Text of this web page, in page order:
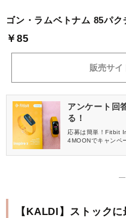
ゴン・ラムベトナム 85パク
￥85
販売サイ
アンケート回
る！
応募は簡単！Fitbit
4MOONでキャンペ
―
【KALDI】ストック